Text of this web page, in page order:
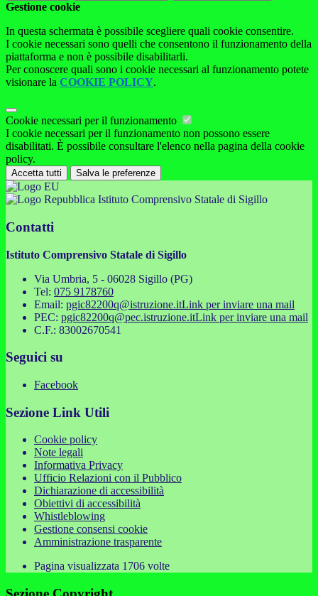
Gestione cookie
In questa schermata è possibile scegliere quali cookie consentire.
I cookie necessari sono quelli che consentono il funzionamento della
piattaforma e non è possibile disabilitarli.
Per conoscere quali sono i cookie necessari al funzionamento potete
visionare la COOKIE POLICY.
Cookie necessari per il funzionamento
I cookie necessari per il funzionamento non possono essere
disabilitati. È possibile consultare l'elenco nella pagina della cookie
policy.
Accetta tutti Salva le preferenze
Istituto Comprensivo Statale di Sigillo
Contatti
Istituto Comprensivo Statale di Sigillo
Via Umbria, 5 - 06028 Sigillo (PG)
Tel: 075 9178760
Email: pgic82200q@istruzione.itLink per inviare una mail
PEC: pgic82200q@pec.istruzione.itLink per inviare una mail
C.F.: 83002670541
Seguici su
Facebook
Sezione Link Utili
Cookie policy
Note legali
Informativa Privacy
Ufficio Relazioni con il Pubblico
Dichiarazione di accessibilità
Obiettivi di accessibilità
Whistleblowing
Gestione consensi cookie
Amministrazione trasparente
Pagina visualizzata 1706 volte